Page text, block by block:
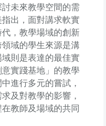
未來教學空間的需
出，面對講求軟實
，教學場域的創新
域的學生來源是溝
則是表達的最佳實
實踐基地」的教學
進行多元的嘗試，
及對教學的影響，
教師及場域的共同